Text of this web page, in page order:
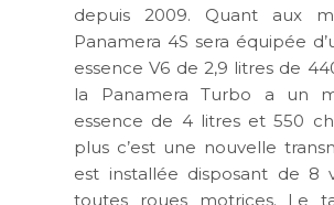
depuis 2009. Quant aux
Panamera 4S sera équipée
essence V6 de 2,9 litres de
la Panamera Turbo a un
essence de 4 litres et 550
plus c’est une nouvelle
est installée disposant de 8
toutes roues motrices. Le